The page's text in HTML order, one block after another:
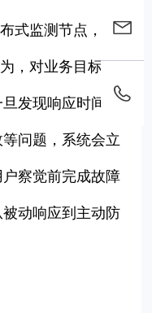
式监测节点， 国
，对业务目标进
发现响应时间异
问题，系统会立
察觉前完成故障
动响应到主动防